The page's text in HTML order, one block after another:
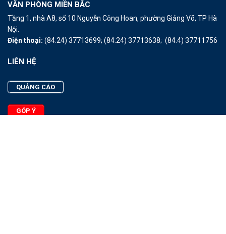
VĂN PHÒNG MIỀN BẮC
Tầng 1, nhà A8, số 10 Nguyễn Công Hoan, phường Giảng Võ, TP Hà
Nội.
Điện thoại: (84.24) 37713699; (84.24) 37713638; (84.4) 37711756
LIÊN HỆ
QUẢNG CÁO
GÓP Ý